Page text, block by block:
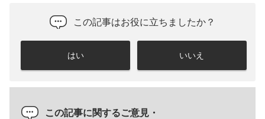
この記事はお役に立ちましたか？
はい いいえ
この記事に関するご意見・